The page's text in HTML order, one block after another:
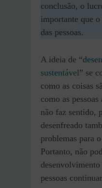
conclusão, o
importante que
das pessoas.
A ideia de “
sustentável” se
como as coisas
como as
não faz sentido,
desenfreado
problemas para
Portanto, não
desenvolvimento
pessoas